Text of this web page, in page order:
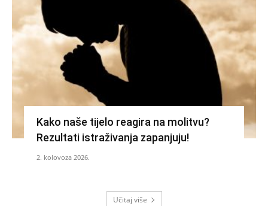
Kako naše tijelo reagira na molitvu?
Rezultati istraživanja zapanjuju!
2. kolovoza 2026.
Učitaj više